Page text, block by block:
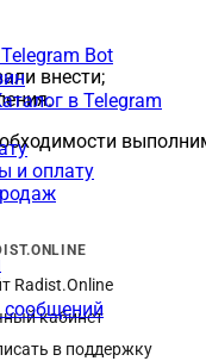
Bot
в Telegram
и оплату
внести;
Radist.Online
кабинет
в поддержку